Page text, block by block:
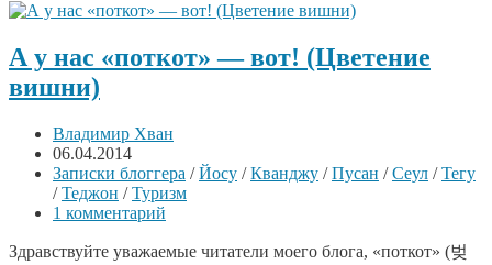
А у нас «поткот» — вот! (Цветение
вишни)
Владимир Хван
06.04.2014
Записки блоггера /Йосу /Кванджу /Пусан /Сеул /Тегу
/Теджон /Туризм
1 комментарий
Здравствуйте уважаемые читатели моего блога, «поткот» (벚